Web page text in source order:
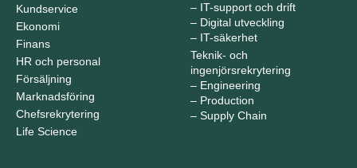
Kundservice
Ekonomi
Finans
HR och personal
Försäljning
Marknadsföring
Chefsrekrytering
Life Science
– IT-support och drift
– Digital utveckling
– IT-säkerhet
Teknik- och
ingenjörsrekrytering
– Engineering
– Production
– Supply Chain